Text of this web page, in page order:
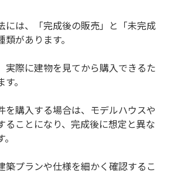
には、「完成後の販売」と「未完成
があります。
実際に建物を見てから購入できるた
。
を購入する場合は、モデルハウスや
ることになり、完成後に想定と異な
築プランや仕様を細かく確認するこ